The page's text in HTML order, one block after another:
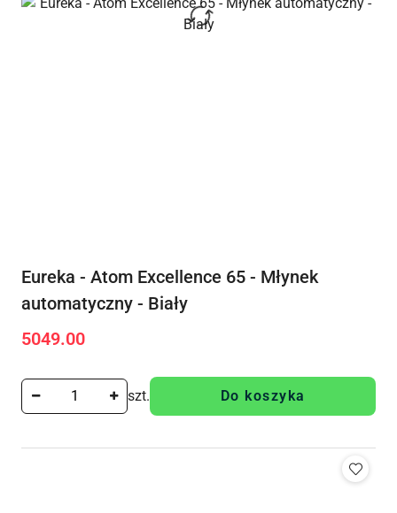
Eureka - Atom Excellence 65 - Młynek
automatyczny - Biały
Cena:
5049.00
szt. Do koszyka